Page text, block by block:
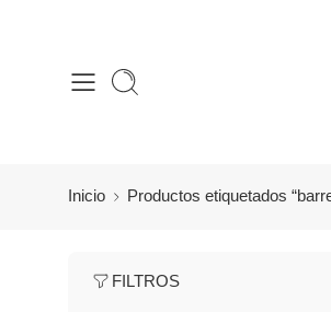
Inicio Productos etiquetados
FILTROS